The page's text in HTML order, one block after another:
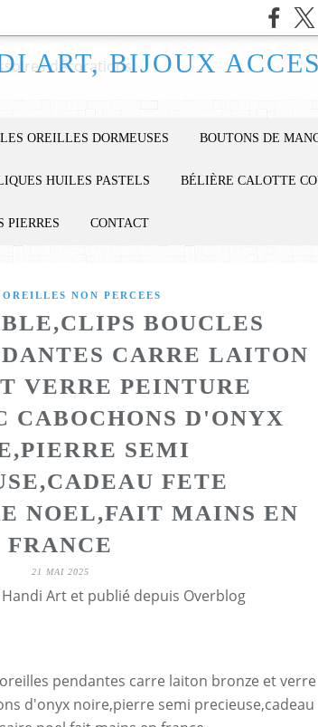
OREILLES DORMEUSES BOUTONS DE
HUILES PASTELS BÉLIÈRE CALOTTE
PIERRES CONTACT
NON PERCEES
BOUCLES
CARRE LAITON
VERRE PEINTURE
CABOCHONS D'ONYX
SEMI
FETE
NOEL,FAIT MAINS EN
FRANCE
21 MAI 2025
Art et publié depuis Overblog